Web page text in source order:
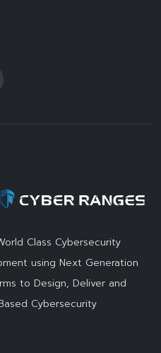
Class Cybersecurity
using Next Generation
to Design, Deliver and
Cybersecurity